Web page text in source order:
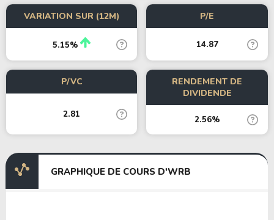
VARIATION SUR (12M)
5.15%
P/E
14.87
P/VC
2.81
RENDEMENT DE
DIVIDENDE
2.56%
GRAPHIQUE DE COURS D'WRB